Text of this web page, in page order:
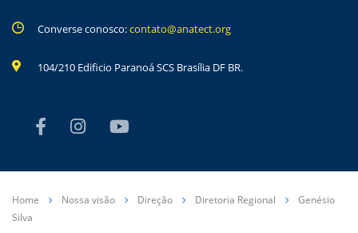
Converse conosco:contato@anatect.org
104/210 Edificio Paranoá SCS Brasília DF BR.
Home Nossa visão Direção Diretoria Regional
Genésio
Silva